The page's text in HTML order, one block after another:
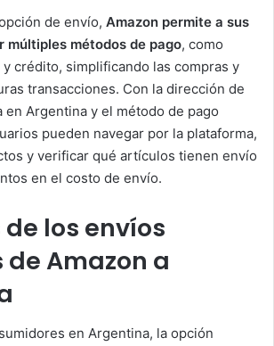
de envío, Amazon permite a sus
múltiples métodos de pago, como
crédito, simplificando las compras y
transacciones. Con la dirección de
en Argentina y el método de pago
pueden navegar por la plataforma,
y verificar qué artículos tienen envío
en el costo de envío.
los envíos
Amazon a
en Argentina, la opción